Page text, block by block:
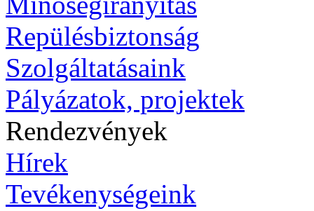
Repülésbiztonság
Szolgáltatásaink
Pályázatok, projektek
Rendezvények
Hírek
Tevékenységeink